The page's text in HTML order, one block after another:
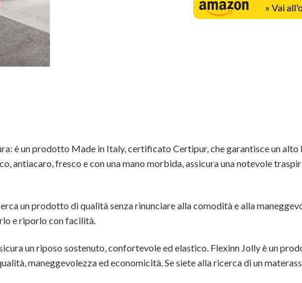
» Vai
è un prodotto Made in Italy, certificato Certipur, che garantisce un
antiacaro, fresco e con una mano morbida, assicura una notevole
un prodotto di qualità senza rinunciare alla comodità e alla
e riporlo con facilità.
un riposo sostenuto, confortevole ed elastico. Flexinn Jolly è un
maneggevolezza ed economicità. Se siete alla ricerca di un